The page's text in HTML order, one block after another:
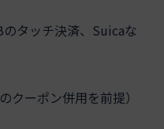
タッチ決済、Suicaな
クーポン併用を前提）